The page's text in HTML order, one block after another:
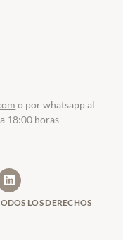
o por whatsapp al
18:00 horas
LOS DERECHOS